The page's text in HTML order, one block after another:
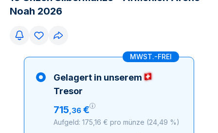
Noah 2026
MWST.-FREI
Gelagert in unserem
Tresor
715,36 €
Aufgeld: 175,16 € pro münze (24,49 %)